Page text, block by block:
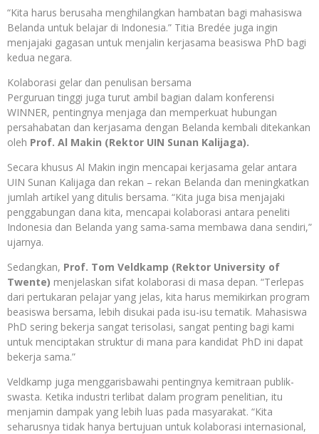
“Kita harus berusaha menghilangkan hambatan bagi mahasiswa
Belanda untuk belajar di Indonesia.” Titia Bredée juga ingin
menjajaki gagasan untuk menjalin kerjasama beasiswa PhD bagi
kedua negara.
Kolaborasi gelar dan penulisan bersama
Perguruan tinggi juga turut ambil bagian dalam konferensi
WINNER, pentingnya menjaga dan memperkuat hubungan
persahabatan dan kerjasama dengan Belanda kembali ditekankan
oleh Prof. Al Makin (Rektor UIN Sunan Kalijaga).
Secara khusus Al Makin ingin mencapai kerjasama gelar antara
UIN Sunan Kalijaga dan rekan – rekan Belanda dan meningkatkan
jumlah artikel yang ditulis bersama. “Kita juga bisa menjajaki
penggabungan dana kita, mencapai kolaborasi antara peneliti
Indonesia dan Belanda yang sama-sama membawa dana sendiri,”
ujarnya.
Sedangkan, Prof. Tom Veldkamp (Rektor University of
Twente) menjelaskan sifat kolaborasi di masa depan. “Terlepas
dari pertukaran pelajar yang jelas, kita harus memikirkan program
beasiswa bersama, lebih disukai pada isu-isu tematik. Mahasiswa
PhD sering bekerja sangat terisolasi, sangat penting bagi kami
untuk menciptakan struktur di mana para kandidat PhD ini dapat
bekerja sama.”
Veldkamp juga menggarisbawahi pentingnya kemitraan publik-
swasta. Ketika industri terlibat dalam program penelitian, itu
menjamin dampak yang lebih luas pada masyarakat. “Kita
seharusnya tidak hanya bertujuan untuk kolaborasi internasional,